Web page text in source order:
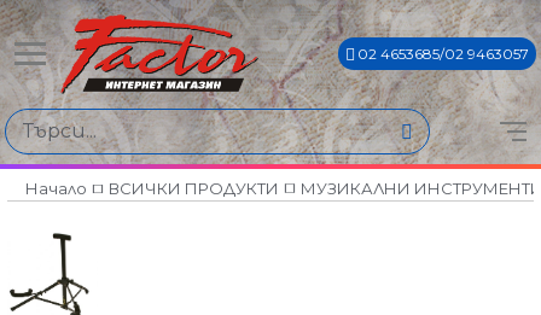
02 4653685/02 9463057
Начало ВСИЧКИ ПРОДУКТИ МУЗИКАЛНИ